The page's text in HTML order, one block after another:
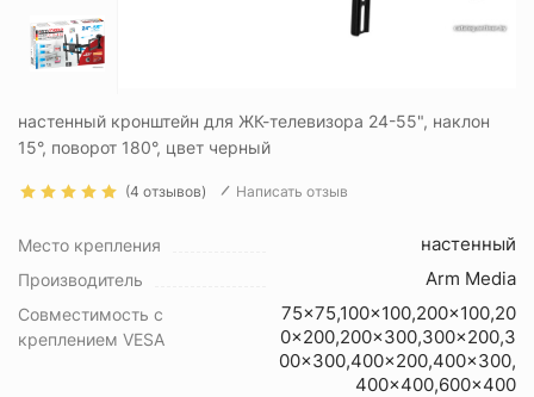
настенный кронштейн для ЖК-телевизора 24-55", наклон
15°, поворот 180°, цвет черный
(4 отзывов) Написать отзыв
Место крепления настенный
Производитель Arm Media
Совместимость с
креплением VESA
75x75,100x100,200x100,20
0x200,200x300,300x200,3
00x300,400x200,400x300,
400x400,600x400